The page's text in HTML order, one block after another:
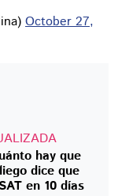
October 27,
hay que
dice que
en 10 días